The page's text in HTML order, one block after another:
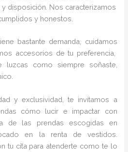
disposición. Nos caracterizamos
y honestos.
bastante demanda, cuidamos
accesorios de tu preferencia,
como siempre soñaste,
y exclusividad, te invitamos a
cómo lucir e impactar con
de las prendas escogidas en
en la renta de vestidos.
tu cita para atenderte como te lo